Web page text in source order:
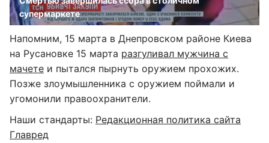
супермаркете
Напомним, 15 марта в Днепровском районе Киева
на Русановке 15 марта разгуливал мужчина с
мачете и пытался пырнуть оружием прохожих.
Позже злоумышленника с оружием поймали и
угомонили правоохранители.
Наши стандарты: Редакционная политика сайта
Главред